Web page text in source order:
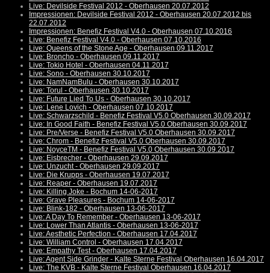
Live: Devilside Festival 2012 - Oberhausen 20.07.2012
Impressionen: Devilside Festival 2012 - Oberhausen 20.07.2012 bis
22.07.2012
Impressionen: Benefiz Festival V4.0 - Oberhausen 07.10.2016
Live: Benefiz Festival V4.0 - Oberhausen 07.10.2016
Live: Queens of the Stone Age - Oberhausen 09.11.2017
Live: Broncho - Oberhausen 09.11.2017
Live: Tokio Hotel - Oberhausen 04.11.2017
Live: Sono - Oberhausen 30.10.2017
Live: NamNamBulu - Oberhausen 30.10.2017
Live: Torul - Oberhausen 30.10.2017
Live: Future Lied To Us - Oberhausen 30.10.2017
Live: Lene Lovich - Oberhausen 07.10.2017
Live: Schwarzschild - Benefiz Festival V5.0 Oberhausen 30.09.2017
Live: In Good Faith - Benefiz Festival V5.0 Oberhausen 30.09.2017
Live: Pre/Verse - Benefiz Festival V5.0 Oberhausen 30.09.2017
Live: Chrom - Benefiz Festival V5.0 Oberhausen 30.09.2017
Live: NoyceTM - Benefiz Festival V5.0 Oberhausen 30.09.2017
Live: Eisbrecher - Oberhausen 29.09.2017
Live: Unzucht - Oberhausen 29.09.2017
Live: Die Krupps - Oberhausen 19.07.2017
Live: Reaper - Oberhausen 19.07.2017
Live: Killing Joke - Bochum 14-06-2017
Live: Grave Pleasures - Bochum 14-06-2017
Live: Blink-182 - Oberhausen 13-06-2017
Live: A Day To Remember - Oberhausen 13-06-2017
Live: Lower Than Atlantis - Oberhausen 13-06-2017
Live: Aesthetic Perfection - Oberhausen 17.04.2017
Live: William Control - Oberhausen 17.04.2017
Live: Empathy Test - Oberhausen 17.04.2017
Live: Agent Side Grinder - Kalte Sterne Festival Oberhausen 16.04.2017
Live: The KVB - Kalte Sterne Festival Oberhausen 16.04.2017